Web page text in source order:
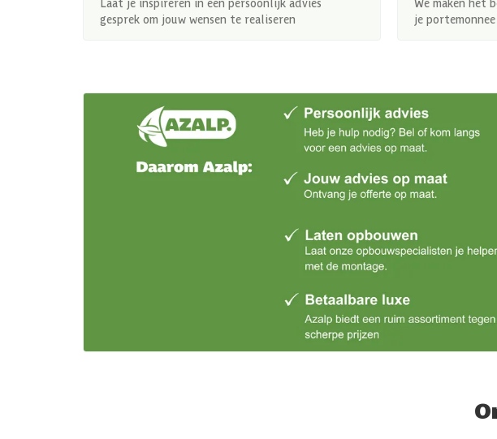
gesprek om jouw wensen te realiseren
je